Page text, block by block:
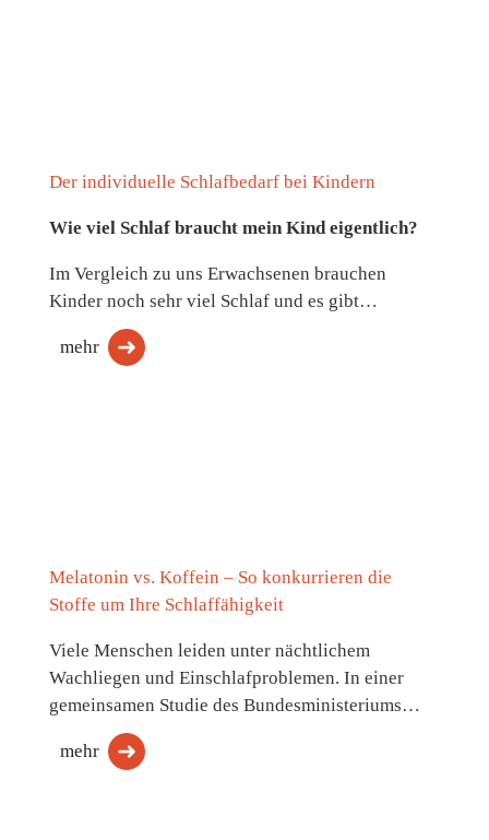
Der individuelle Schlafbedarf bei Kindern
Wie viel Schlaf braucht mein Kind eigentlich?
Im Vergleich zu uns Erwachsenen brauchen
Kinder noch sehr viel Schlaf und es gibt…
mehr
Melatonin vs. Koffein – So konkurrieren die
Stoffe um Ihre Schlaffähigkeit
Viele Menschen leiden unter nächtlichem
Wachliegen und Einschlafproblemen. In einer
gemeinsamen Studie des Bundesministeriums…
mehr